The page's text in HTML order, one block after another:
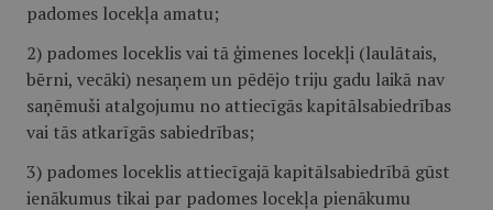
padomes locekļa amatu;
2) padomes loceklis vai tā ģimenes locekļi (laulātais,
bērni, vecāki) nesaņem un pēdējo triju gadu laikā nav
saņēmuši atalgojumu no attiecīgās kapitālsabiedrības
vai tās atkarīgās sabiedrības;
3) padomes loceklis attiecīgajā kapitālsabiedrībā gūst
ienākumus tikai par padomes locekļa pienākumu